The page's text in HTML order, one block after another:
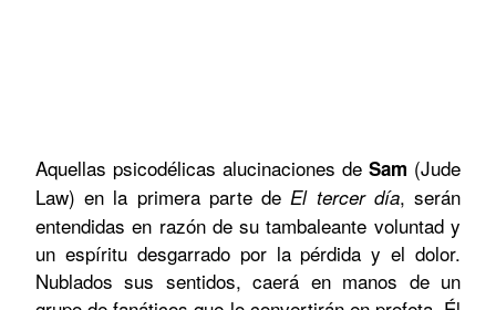
Aquellas psicodélicas alucinaciones de Sam (Jude
Law) en la primera parte de El tercer día, serán
entendidas en razón de su tambaleante voluntad y
un espíritu desgarrado por la pérdida y el dolor.
Nublados sus sentidos, caerá en manos de un